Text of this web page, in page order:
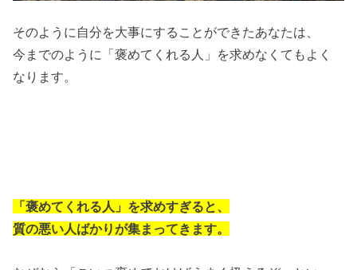
そのように自分を大事にすることができたあなたは、
今までのように「褒めてくれる人」を求めなくてもよく
なります。
「褒めてくれる人」を求めすぎると、
質の悪い人ばかりが集まってきます。